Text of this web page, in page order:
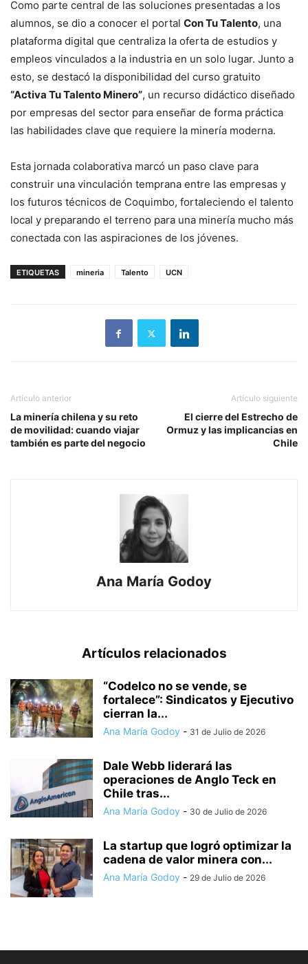
Como parte central de las soluciones presentadas a los
alumnos, se dio a conocer el portal Con Tu Talento, una
plataforma digital que centraliza la oferta de estudios y
empleos vinculados a la industria en un solo lugar. Junto a
esto, se destacó la disponibilidad del curso gratuito
“Activa Tu Talento Minero”, un recurso didáctico diseñado
por empresas del sector para enseñar de forma práctica
las habilidades clave que requiere la minería moderna.
Esta jornada colaborativa marcó un paso clave para
construir una vinculación temprana entre las empresas y
los futuros técnicos de Coquimbo, fortaleciendo el talento
local y preparando el terreno para una minería mucho más
conectada con las aspiraciones de los jóvenes.
ETIQUETAS mineria Talento UCN
Artículo anterior
La minería chilena y su reto
de movilidad: cuando viajar
también es parte del negocio
Artículo siguiente
El cierre del Estrecho de
Ormuz y las implicancias en
Chile
Ana María Godoy
Artículos relacionados
“Codelco no se vende, se
fortalece”: Sindicatos y Ejecutivo
cierran la...
Ana María Godoy - 31 de Julio de 2026
Dale Webb liderará las
operaciones de Anglo Teck en
Chile tras...
Ana María Godoy - 30 de Julio de 2026
La startup que logró optimizar la
cadena de valor minera con...
Ana María Godoy - 29 de Julio de 2026